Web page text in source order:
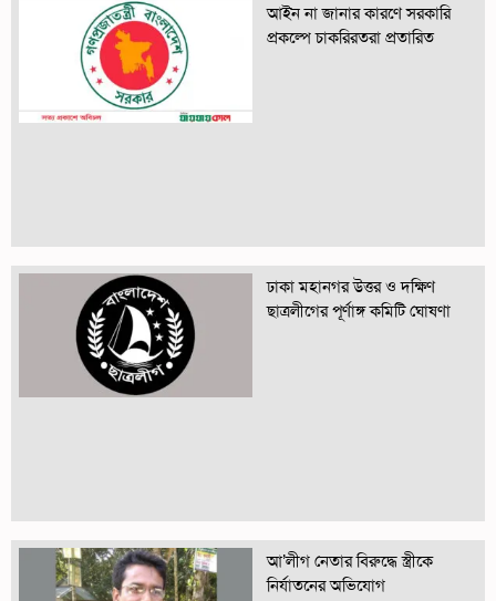
আইন না জানার কারণে সরকারি
প্রকল্পে চাকরিরতরা প্রতারিত
ঢাকা মহানগর উত্তর ও দক্ষিণ
ছাত্রলীগের পূর্ণাঙ্গ কমিটি ঘোষণা
আ’লীগ নেতার বিরুদ্ধে স্ত্রীকে
নির্যাতনের অভিযোগ